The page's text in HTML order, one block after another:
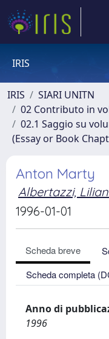
IRIS
IRIS
SIARI UNITN
02 Contributo in
02.1 Saggio su
(Essay or Book
Anton Marty
Albertazzi,
1996-01-01
Scheda breve
Scheda completa
Anno di
1996